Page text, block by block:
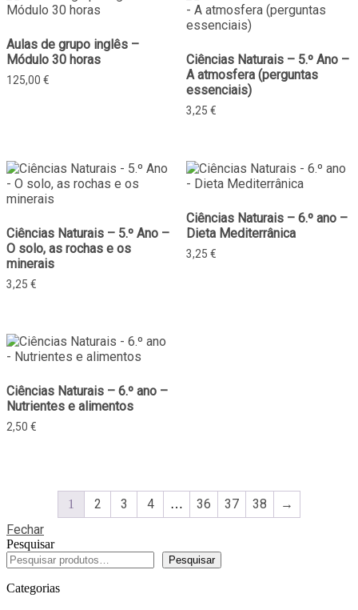
Aulas de grupo inglês –
Módulo 30 horas
125,00 €
Ciências Naturais – 5.º Ano –
A atmosfera (perguntas
essenciais)
3,25 €
Ciências Naturais – 5.º Ano –
O solo, as rochas e os
minerais
3,25 €
Ciências Naturais – 6.º ano –
Dieta Mediterrânica
3,25 €
Ciências Naturais – 6.º ano –
Nutrientes e alimentos
2,50 €
1 2 3 4 … 36 37 38
→
Fechar
Pesquisar
Pesquisar
Categorias